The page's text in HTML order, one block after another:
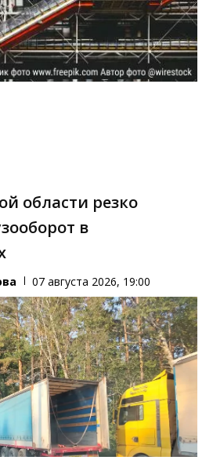
области резко
в
07 августа 2026, 19:00